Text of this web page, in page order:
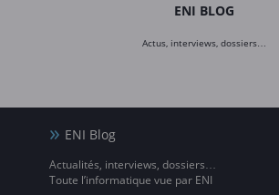
ENI BLOG
Actus, interviews, dossiers…
ENI Blog
Actualités, interviews, dossiers…
Toute l’informatique vue par ENI